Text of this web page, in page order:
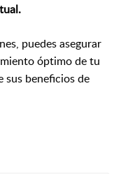
puedes asegurar
óptimo de tu
sus beneficios de